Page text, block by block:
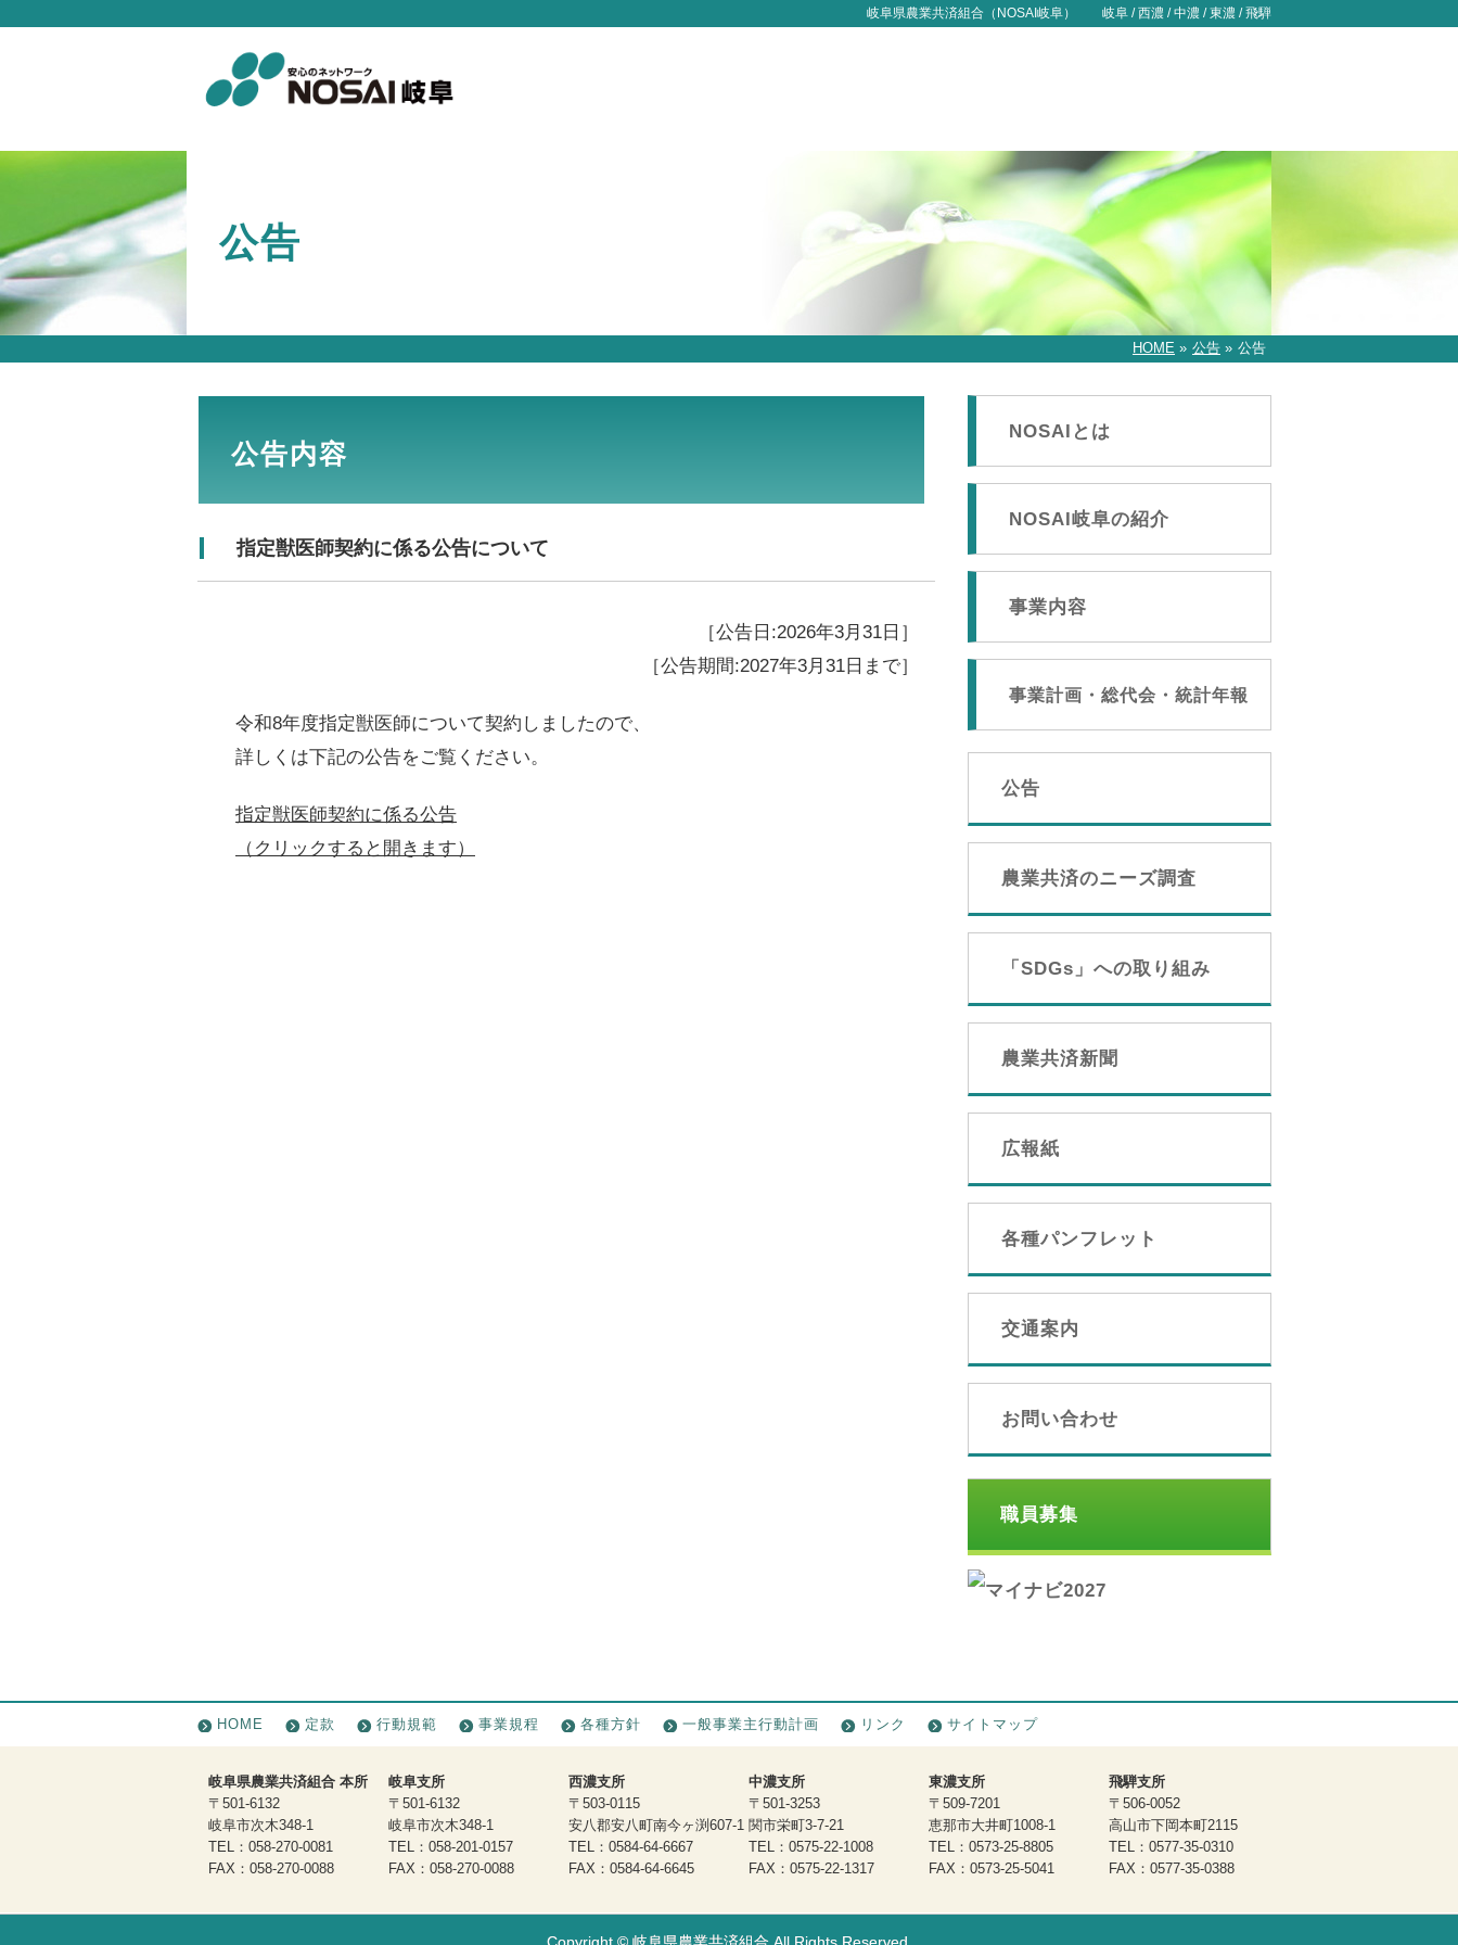
岐阜県農業共済組合（NOSAI岐阜） 岐阜 / 西濃 / 中濃 / 東濃 / 飛騨
公告
HOME » 公告 » 公告
公告内容
指定獣医師契約に係る公告について
［公告日:2026年3月31日］
［公告期間:2027年3月31日まで］
令和8年度指定獣医師について契約しましたので、
詳しくは下記の公告をご覧ください。
指定獣医師契約に係る公告
（クリックすると開きます）
NOSAIとは
NOSAI岐阜の紹介
事業内容
事業計画・総代会・統計年報
公告
農業共済のニーズ調査
「SDGs」への取り組み
農業共済新聞
広報紙
各種パンフレット
交通案内
お問い合わせ
職員募集
HOME 定款 行動規範 事業規程 各種方針 一般事業主行動計画 リンク サイトマップ
岐阜県農業共済組合 本所
〒501-6132
岐阜市次木348-1
TEL：058-270-0081
FAX：058-270-0088
岐阜支所
〒501-6132
岐阜市次木348-1
TEL：058-201-0157
FAX：058-270-0088
西濃支所
〒503-0115
安八郡安八町南今ヶ渕607-1
TEL：0584-64-6667
FAX：0584-64-6645
中濃支所
〒501-3253
関市栄町3-7-21
TEL：0575-22-1008
FAX：0575-22-1317
東濃支所
〒509-7201
恵那市大井町1008-1
TEL：0573-25-8805
FAX：0573-25-5041
飛騨支所
〒506-0052
高山市下岡本町2115
TEL：0577-35-0310
FAX：0577-35-0388